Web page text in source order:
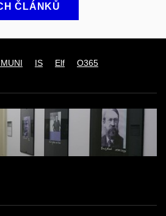
ČLÁNKŮ
IS Elf O365